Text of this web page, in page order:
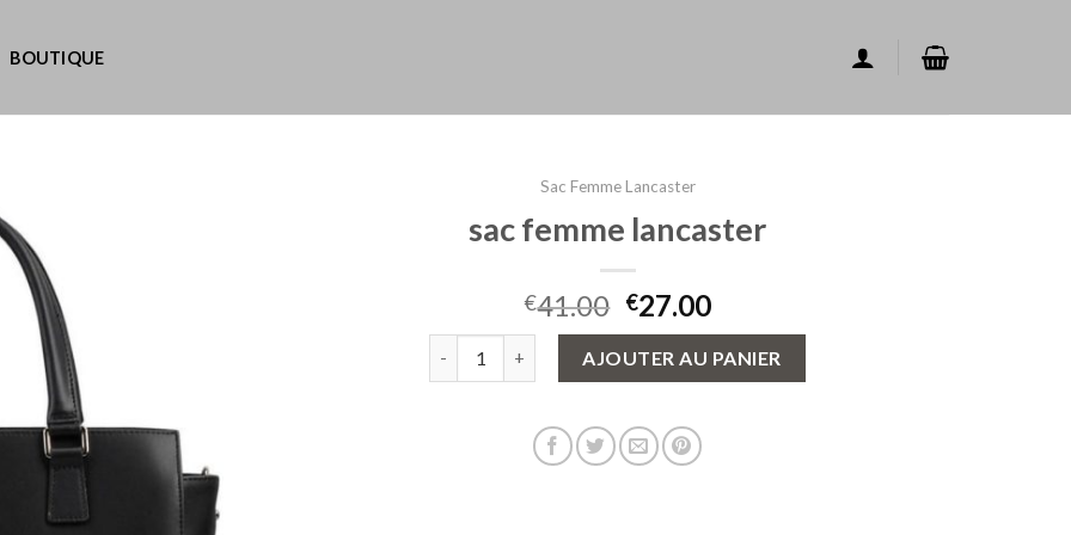
BOUTIQUE
Sac Femme Lancaster
sac femme lancaster
€41.00 €27.00
AJOUTER AU PANIER